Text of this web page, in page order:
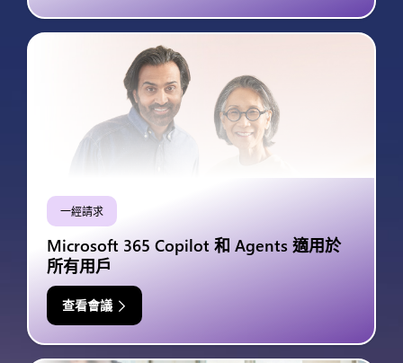
一經請求
Microsoft 365 Copilot 和 Agents 適用於
所有用戶
查看會議